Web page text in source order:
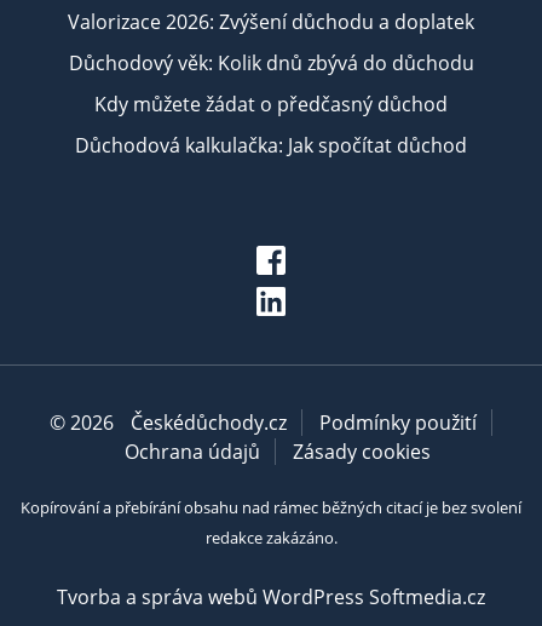
Valorizace 2026: Zvýšení důchodu a doplatek
Důchodový věk: Kolik dnů zbývá do důchodu
Kdy můžete žádat o předčasný důchod
Důchodová kalkulačka: Jak spočítat důchod
© 2026 Českédůchody.cz
Podmínky použití
Ochrana údajů
Zásady cookies
Kopírování a přebírání obsahu nad rámec běžných citací je bez svolení
redakce zakázáno.
Tvorba a správa webů WordPress Softmedia.cz